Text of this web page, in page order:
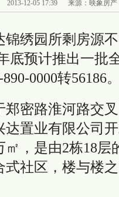
2013-12-05 17:39 来源：映象房产
锦绣园所剩房源
底预计推出一批
0000转56186
路淮河路交叉
达置业有限公司
㎡，是由2栋18层
社区，楼与楼